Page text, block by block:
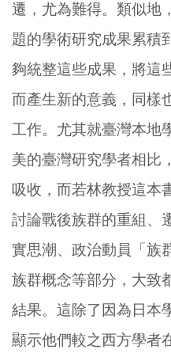
遷，尤為難得。類似地
題的學術研究成果累積
夠統整這些成果，將這
而產生新的意義，同樣
工作。尤其就臺灣本地
美的臺灣研究學者相比
吸收，而若林教授這本
討論戰後族群的重組、
實思潮、政治動員「族
族群概念等部分，大致
結果。這除了因為日本
顯示他們較之西方學者